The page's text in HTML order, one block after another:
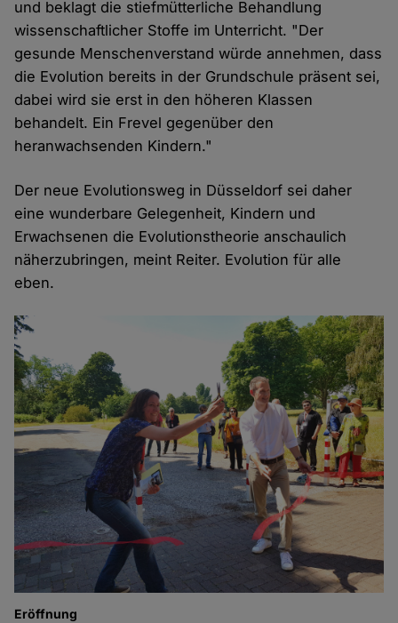
und beklagt die stiefmütterliche Behandlung
wissenschaftlicher Stoffe im Unterricht. "Der
gesunde Menschenverstand würde annehmen, dass
die Evolution bereits in der Grundschule präsent sei,
dabei wird sie erst in den höheren Klassen
behandelt. Ein Frevel gegenüber den
heranwachsenden Kindern."
Der neue Evolutionsweg in Düsseldorf sei daher
eine wunderbare Gelegenheit, Kindern und
Erwachsenen die Evolutionstheorie anschaulich
näherzubringen, meint Reiter. Evolution für alle
eben.
Eröffnung